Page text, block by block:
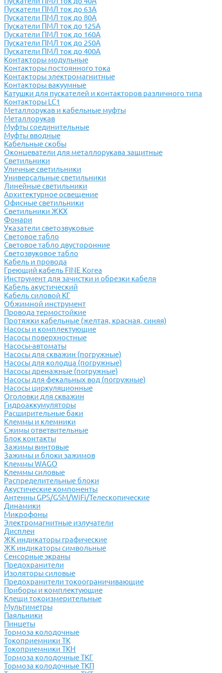
Пускатели ПМЛ ток до 63А
Пускатели ПМЛ ток до 80А
Пускатели ПМЛ ток до 125А
Пускатели ПМЛ ток до 160А
Пускатели ПМЛ ток до 250А
Пускатели ПМЛ ток до 400А
Контакторы модульные
Контакторы постоянного тока
Контакторы электромагнитные
Контакторы вакуумные
Катушки для пускателей и контакторов различного типа
Контакторы LC1
Металлорукав и кабельные муфты
Металлорукав
Муфты соединительные
Муфты вводные
Кабельные скобы
Оконцеватели для металлорукава защитные
Светильники
Уличные светильники
Универсальные светильники
Линейные светильники
Архитектурное освещение
Офисные светильники
Светильники ЖКХ
Фонари
Указатели светозвуковые
Световое табло
Световое табло двусторонние
Светозвуковое табло
Кабель и провода
Греющий кабель FINE Korea
Инструмент для зачистки и обрезки кабеля
Кабель акустический
Кабель силовой КГ
Обжимной инструмент
Провода термостойкие
Протяжки кабельные (желтая, красная, синяя)
Насосы и комплектующие
Насосы поверхностные
Насосы-автоматы
Насосы для скважин (погружные)
Насосы для колодца (погружные)
Насосы дренажные (погружные)
Насосы для фекальных вод (погружные)
Насосы циркуляционные
Оголовки для скважин
Гидроаккумуляторы
Расширительные баки
Клеммы и клемники
Cжимы ответвительные
Блок контакты
Зажимы винтовые
Зажимы и блоки зажимов
Клеммы WAGO
Клеммы силовые
Распределительные блоки
Акустические компоненты
Антенны GPS/GSM/WiFi/Телескопические
Динамики
Микрофоны
Электромагнитные излучатели
Дисплеи
ЖК индикаторы графические
ЖК индикаторы символьные
Сенсорные экраны
Предохранители
Изоляторы силовые
Предохранители токоограничивающие
Приборы и комплектующие
Клещи токоизмерительные
Мультиметры
Паяльники
Пинцеты
Тормоза колодочные
Токоприемники ТК
Токоприемники ТКН
Тормоза колодочные ТКГ
Тормоза колодочные ТКП